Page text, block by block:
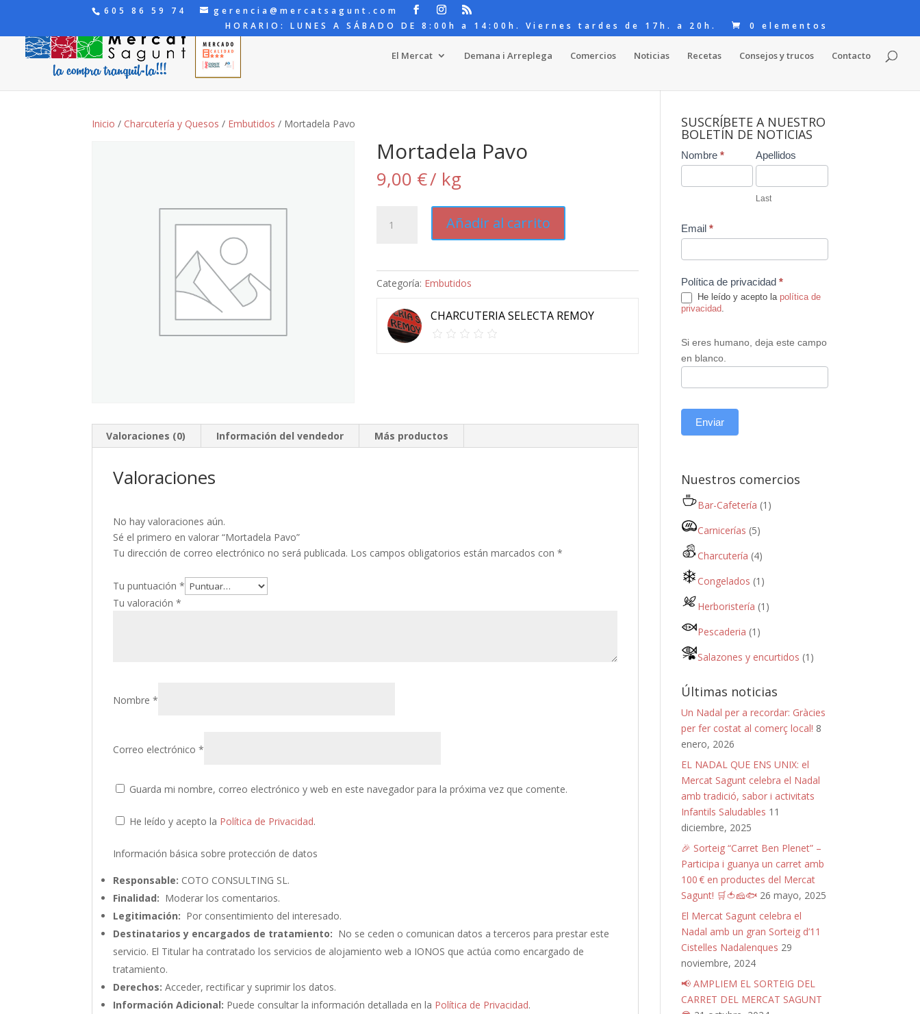
605 86 59 74
gerencia@mercatsagunt.com
HORARIO: LUNES A SÁBADO DE 8:00h a 14:00h. Viernes tardes de 17h. a 20h.
0 elementos
El Mercat Demana i Arreplega Comercios Noticias Recetas Consejos y trucos Contacto
Inicio / Charcutería y Quesos / Embutidos / Mortadela Pavo
Mortadela Pavo
9,00 €/ kg
Pavo
Añadir al carrito
Categoría: Embutidos
CHARCUTERIA SELECTA REMOY
Valoraciones (0) Información del vendedor Más productos
Valoraciones
No hay valoraciones aún.
Sé el primero en valorar “Mortadela Pavo”
Tu dirección de correo electrónico no será publicada. Los campos obligatorios están marcados con*
Tu puntuación*
Tu valoración*
Nombre*
Correo electrónico*
Guarda mi nombre, correo electrónico y web en este navegador para la próxima vez que comente.
He leído y acepto la Política de Privacidad.
Información básica sobre protección de datos
Responsable: COTO CONSULTING SL.
Finalidad: Moderar los comentarios.
Legitimación: Por consentimiento del interesado.
Destinatarios y encargados de tratamiento: No se ceden o comunican datos a terceros para prestar este
servicio. El Titular ha contratado los servicios de alojamiento web a IONOS que actúa como encargado de
tratamiento.
Derechos: Acceder, rectificar y suprimir los datos.
Información Adicional: Puede consultar la información detallada en la Política de Privacidad.
SUSCRÍBETE A NUESTRO
BOLETÍN DE NOTICIAS
Contact
Us
Nombre * Apellidos
Last
Email *
Política de privacidad *
He leído y acepto la política de
privacidad.
Si eres humano, deja este campo
en blanco.
Enviar
Nuestros comercios
Bar-Cafetería (1)
Carnicerías (5)
Charcutería (4)
Congelados (1)
Herboristería (1)
Pescaderia (1)
Salazones y encurtidos (1)
Últimas noticias
Un Nadal per a recordar: Gràcies
per fer costat al comerç local! 8
enero, 2026
EL NADAL QUE ENS UNIX: el
Mercat Sagunt celebra el Nadal
amb tradició, sabor i activitats
Infantils Saludables 11
diciembre, 2025
🎉 Sorteig “Carret Ben Plenet” –
Participa i guanya un carret amb
100 € en productes del Mercat
Sagunt! 🛒🍅🧀🐟 26 mayo, 2025
El Mercat Sagunt celebra el
Nadal amb un gran Sorteig d’11
Cistelles Nadalenques 29
noviembre, 2024
📢 AMPLIEM EL SORTEIG DEL
CARRET DEL MERCAT SAGUNT